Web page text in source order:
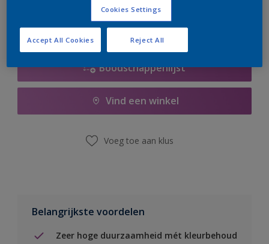
Boodschappenlijst
Vind een winkel
Voeg toe aan klus
Belangrijkste voordelen
Zeer hoge duurzaamheid mét kleurbehoud
Cookies Settings
Reject All
Accept All Cookies